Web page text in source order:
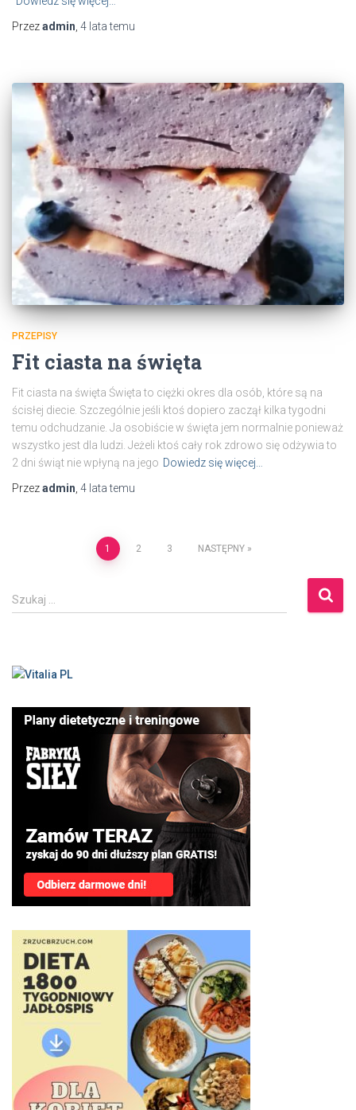
Przezadmin 4 latatemu
PRZEPISY
Fit ciasta na święta
Fit ciasta na święta Święta to ciężki okres dla osób, które są na
ścisłej diecie. Szczególnie jeśli ktoś dopiero zaczął kilka tygodni
temu odchudzanie. Ja osobiście w święta jem normalnie ponieważ
wszystko jest dla ludzi. Jeżeli ktoś cały rok zdrowo się odżywia to
2 dni świąt nie wpłyną na jego Dowiedz się więcej…
Przezadmin 4 latatemu
Nawigacja
po
1 2 3 NASTĘPNY
S
z
a
j
Szukaj …